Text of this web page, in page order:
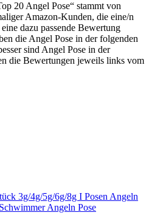
20 Angel Pose“ stammt von
Amazon-Kunden, die eine/n
dazu passende Bewertung
die Angel Pose in der folgenden
sind Angel Pose in der
die Bewertungen jeweils links vom
3g/4g/5g/6g/8g I Posen Angeln
Angeln Pose